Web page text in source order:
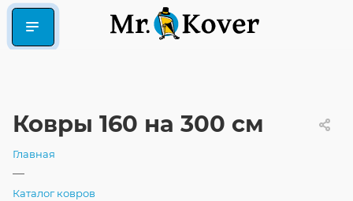
Ковры 160 на 300 см
Главная
—
Каталог ковров